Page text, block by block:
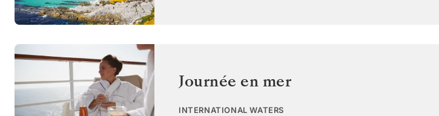
Journée en mer
INTERNATIONAL WATERS